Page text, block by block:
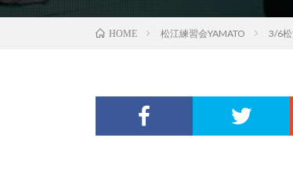
HOME 松江練習会YAMATO 3/6